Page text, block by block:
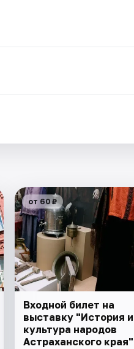
от 60 ₽
Входной билет на
выставку "История и
культура народов
Астраханского края"